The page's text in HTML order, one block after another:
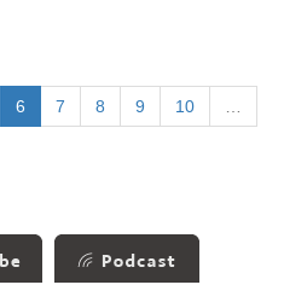
6 7 8 9 10